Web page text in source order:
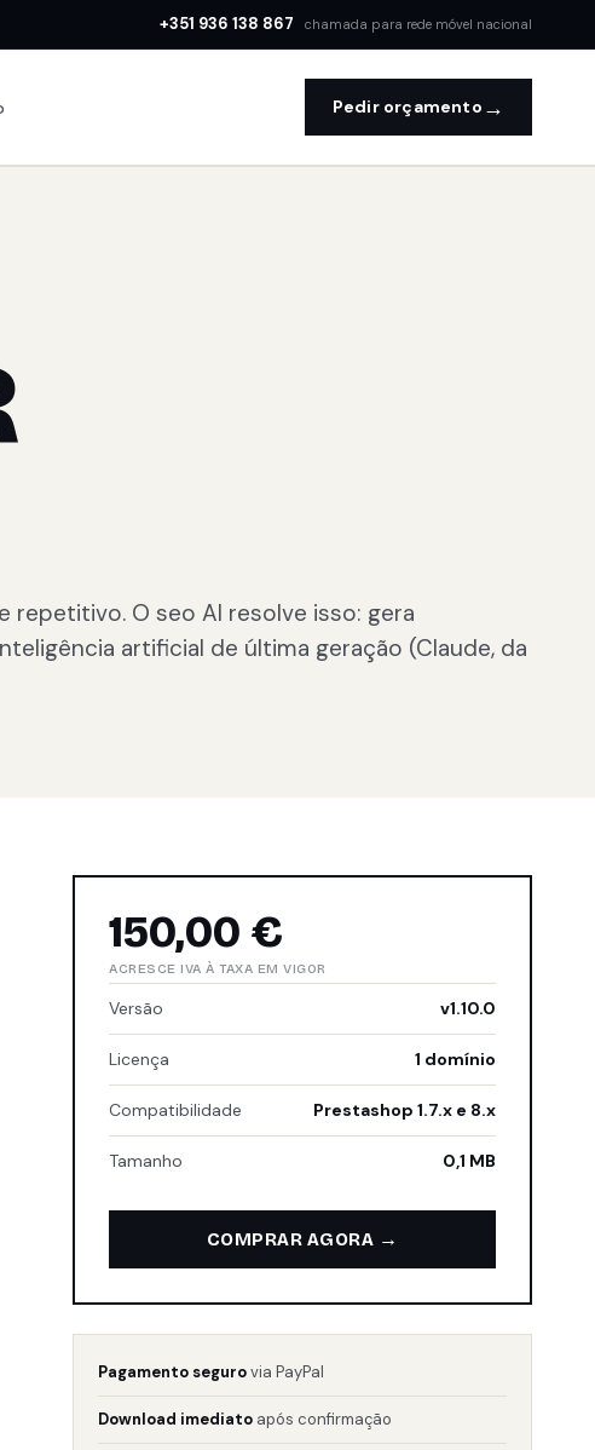
+351 936 138 867 chamada para rede móvel nacional
Pedir orçamento →
O seo AI resolve isso: gera
artificial de última geração (Claude, da
150,00 €
ACRESCE IVA À TAXA EM VIGOR
Versão v1.10.0
Licença 1 domínio
Compatibilidade Prestashop 1.7.x e 8.x
Tamanho 0,1 MB
COMPRAR AGORA →
Pagamento segurovia PayPal
Download imediato após confirmação